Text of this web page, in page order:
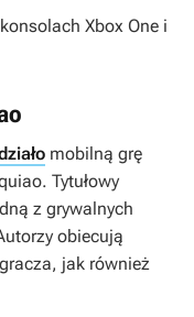
Xbox One i
mobilną grę
. Tytułowy
z grywalnych
obiecują
jak również